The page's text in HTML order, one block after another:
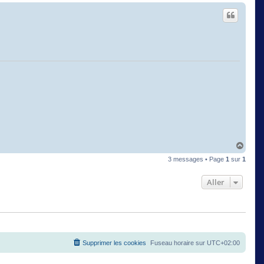
u
a
u
3 messages • Page 1 sur 1
Aller
Fuseau horaire sur UTC+02:00
Supprimer les cookies